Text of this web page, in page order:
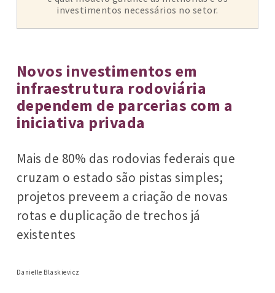
investimentos necessários no setor.
Novos investimentos em
infraestrutura rodoviária
dependem de parcerias com a
iniciativa privada
Mais de 80% das rodovias federais que
cruzam o estado são pistas simples;
projetos preveem a criação de novas
rotas e duplicação de trechos já
existentes
Danielle Blaskievicz